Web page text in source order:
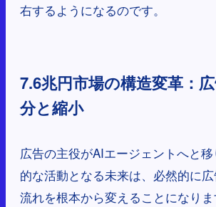
右するようになるのです。
7.6兆円市場の構造変革：
分と縮小
広告の主役がAIエージェントへと
的な活動となる未来は、必然的に
流れを根本から変えることになりま